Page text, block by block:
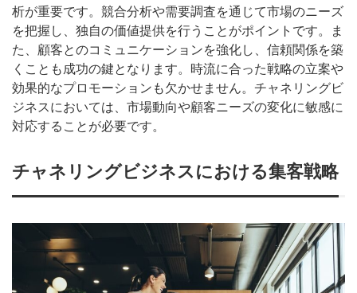
析が重要です。競合分析や需要調査を通じて市場のニーズ
を把握し、独自の価値提供を行うことがポイントです。ま
た、顧客とのコミュニケーションを強化し、信頼関係を築
くことも成功の鍵となります。時流に合った戦略の立案や
効果的なプロモーションも欠かせません。チャネリングビ
ジネスにおいては、市場動向や顧客ニーズの変化に敏感に
対応することが必要です。
チャネリングビジネスにおける集客戦略